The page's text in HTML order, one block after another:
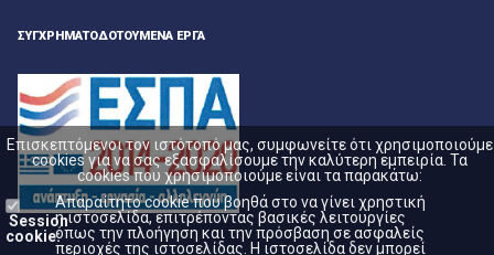
ΣΥΓΧΡΗΜΑΤΟΔΟΤΟΎΜΕΝΑ ΈΡΓΑ
Επισκεπτόμενοι τον ιστότοπό μας, συμφωνείτε ότι χρησιμοποιούμε
cookies για να σας εξασφαλίσουμε την καλύτερη εμπειρία. Τα
cookies που χρησιμοποιούμε είναι τα παρακάτω:
Session
cookie:
Απαραίτητο cookie που βοηθά στο να γίνει χρηστική
η ιστοσελίδα, επιτρέποντας βασικές λειτουργίες
όπως την πλοήγηση και την πρόσβαση σε ασφαλείς
περιοχές της ιστοσελίδας. Η ιστοσελίδα δεν μπορεί